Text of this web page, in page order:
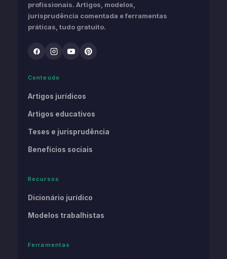
profissionais. Artigos, modelos,
jurisprudência comentada e ferramentas
práticas, tudo gratuito.
Conteúdo
Artigos jurídicos
Artigos educativos
Teses e jurisprudência
Benefícios sociais
Recursos
Dicionário jurídico
Modelos trabalhistas
Ferramentas